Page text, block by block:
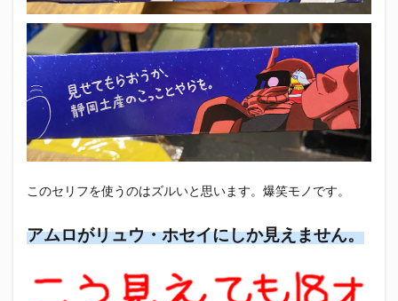
このセリフを使うのはズルいと思います。爆笑モノです。
アムロがリュウ・ホセイにしか見えません。